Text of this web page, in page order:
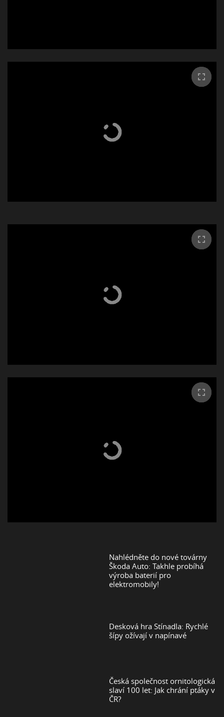
Nahlédněte do nové továrny
Škoda Auto: Takhle probíhá
výroba baterií pro
elektromobily!
Desková hra Stínadla: Rychlé
šípy ožívají v napínavé
Česká společnost ornitologická
slaví 100 let: Jak chrání ptáky v
ČR?